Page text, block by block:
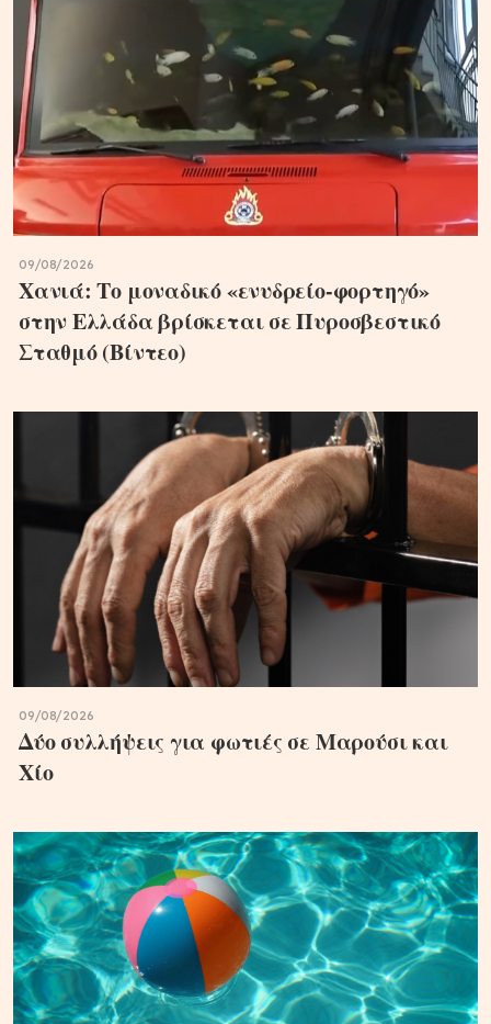
09/08/2026
Χανιά: Το μοναδικό «ενυδρείο-φορτηγό»
στην Ελλάδα βρίσκεται σε Πυροσβεστικό
Σταθμό (Βίντεο)
09/08/2026
Δύο συλλήψεις για φωτιές σε Μαρούσι και
Χίο